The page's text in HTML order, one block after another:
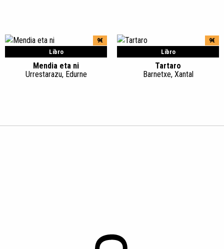
Libro
9€
Mendia eta ni
Urrestarazu, Edurne
Libro
9€
Tartaro
Barnetxe, Xantal